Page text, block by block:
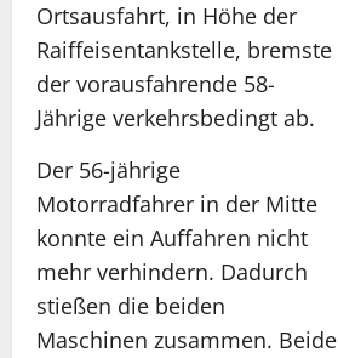
Ortsausfahrt, in Höhe der
Raiffeisentankstelle, bremste
der vorausfahrende 58-
Jährige verkehrsbedingt ab.
Der 56-jährige
Motorradfahrer in der Mitte
konnte ein Auffahren nicht
mehr verhindern. Dadurch
stießen die beiden
Maschinen zusammen. Beide